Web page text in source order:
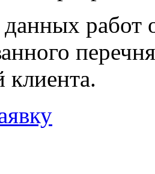
работ
клиента.